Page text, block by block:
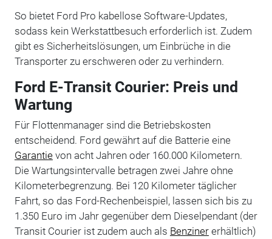
So bietet Ford Pro kabellose Software-Updates,
sodass kein Werkstattbesuch erforderlich ist. Zudem
gibt es Sicherheitslösungen, um Einbrüche in die
Transporter zu erschweren oder zu verhindern.
Ford E-Transit Courier: Preis und
Wartung
Für Flottenmanager sind die Betriebskosten
entscheidend. Ford gewährt auf die Batterie eine
Garantievon acht Jahren oder 160.000 Kilometern.
Die Wartungsintervalle betragen zwei Jahre ohne
Kilometerbegrenzung. Bei 120 Kilometer täglicher
Fahrt, so das Ford-Rechenbeispiel, lassen sich bis zu
1.350 Euro im Jahr gegenüber dem Dieselpendant (der
Transit Courier ist zudem auch als Benzinererhältlich)